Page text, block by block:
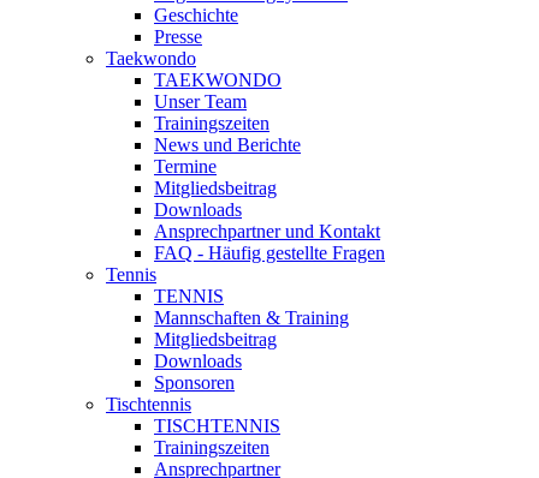
Geschichte
Presse
Taekwondo
TAEKWONDO
Unser Team
Trainingszeiten
News und Berichte
Termine
Mitgliedsbeitrag
Downloads
Ansprechpartner und Kontakt
FAQ - Häufig gestellte Fragen
Tennis
TENNIS
Mannschaften & Training
Mitgliedsbeitrag
Downloads
Sponsoren
Tischtennis
TISCHTENNIS
Trainingszeiten
Ansprechpartner